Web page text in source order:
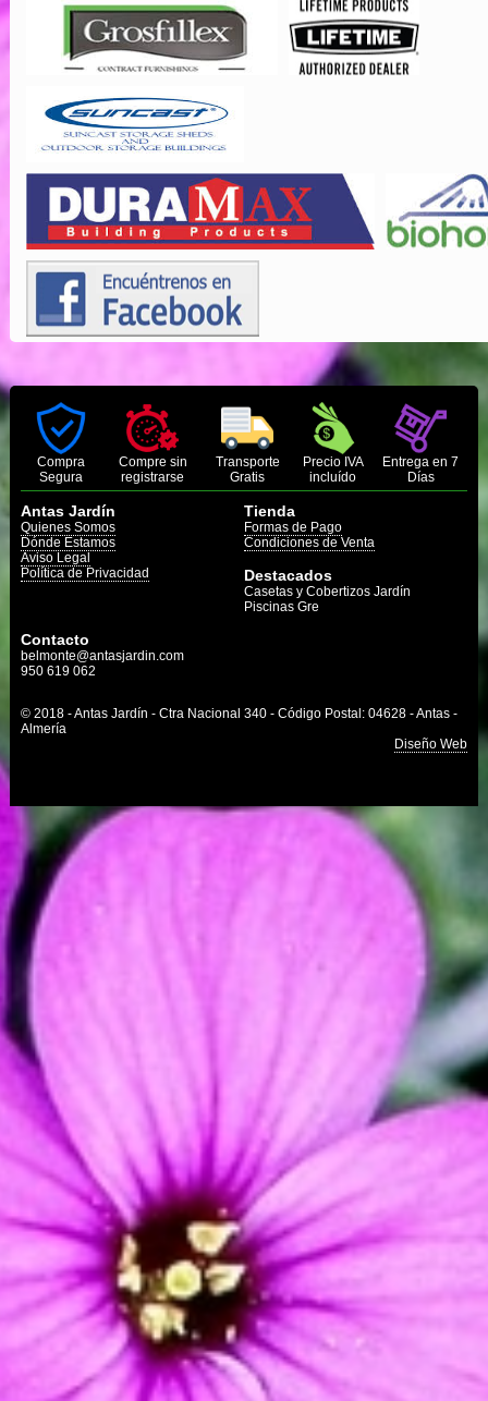
Compra
Segura
Compre sin
registrarse
Transporte
Gratis
Precio IVA
incluído
Entrega en 7
Días
Antas Jardín
Quienes Somos
Dónde Estamos
Aviso Legal
Política de Privacidad
Tienda
Formas de Pago
Condiciones de Venta
Destacados
Casetas y Cobertizos Jardín
Piscinas Gre
Contacto
belmonte@antasjardin.com
950 619 062
© 2018 - Antas Jardín - Ctra Nacional 340 - Código Postal: 04628 - Antas -
Almería
Diseño Web